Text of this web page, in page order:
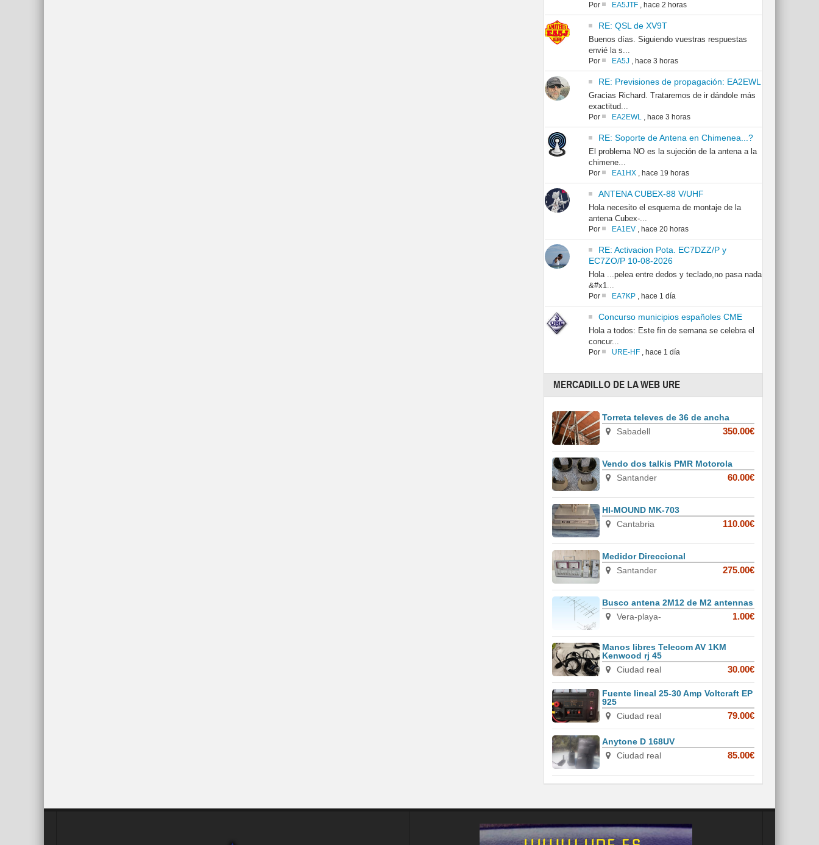
Por EA5JTF, hace 2 horas
RE: QSL de XV9T
Buenos días. Siguiendo vuestras respuestas
envié la s...
Por EA5J, hace 3 horas
RE: Previsiones de propagación: EA2EWL
Gracias Richard. Trataremos de ir dándole más
exactitud...
Por EA2EWL, hace 3 horas
RE: Soporte de Antena en Chimenea...?
El problema NO es la sujeción de la antena a la
chimene...
Por EA1HX, hace 19 horas
ANTENA CUBEX-88 V/UHF
Hola necesito el esquema de montaje de la
antena Cubex-...
Por EA1EV, hace 20 horas
RE: Activacion Pota. EC7DZZ/P y
EC7ZO/P 10-08-2026
Hola ...pelea entre dedos y teclado,no pasa nada
&#x1...
Por EA7KP, hace 1 día
Concurso municipios españoles CME
Hola a todos: Este fin de semana se celebra el
concur...
Por URE-HF, hace 1 día
MERCADILLO DE LA WEB URE
Torreta televes de 36 de ancha
Sabadell
350.00€
Vendo dos talkis PMR Motorola
Santander
60.00€
HI-MOUND MK-703
Cantabria
110.00€
Medidor Direccional
Santander
275.00€
Busco antena 2M12 de M2 antennas
Vera-playa-
1.00€
Manos libres Telecom AV 1KM
Kenwood rj 45
Ciudad real
30.00€
Fuente lineal 25-30 Amp Voltcraft EP
925
Ciudad real
79.00€
Anytone D 168UV
Ciudad real
85.00€